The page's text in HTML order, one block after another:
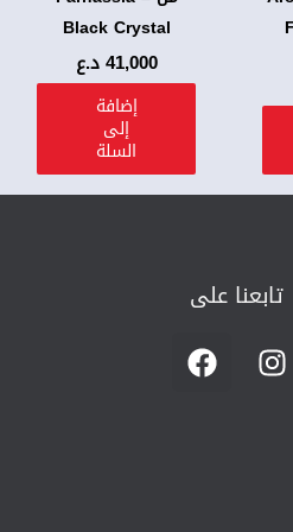
Black Crystal
41,000د.ع
إضافة
إلى
السلة
تابعنا على
I
n
F
a